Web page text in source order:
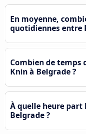
En moyenne,
quotidiennes entre
Combien de temps
Knin à Belgrade ?
À quelle heure part
Belgrade ?